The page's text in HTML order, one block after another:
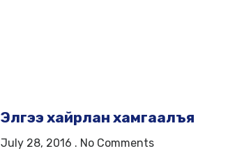
Элгээ хайрлан хамгаалъя
July 28, 2016 No Comments